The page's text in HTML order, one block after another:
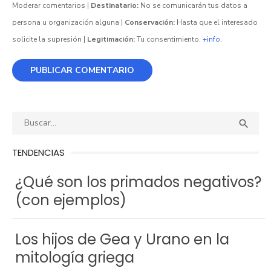
Moderar comentarios | Destinatario: No se comunicarán tus datos a
persona u organización alguna | Conservación: Hasta que el interesado
solicite la supresión | Legitimación:Tu consentimiento. +info.
Buscar: 
TENDENCIAS
¿Qué son los primados negativos?
(con ejemplos)
Los hijos de Gea y Urano en la
mitología griega